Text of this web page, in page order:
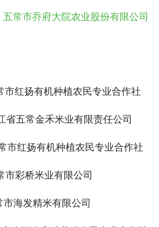
常市乔府大院农业股份有限公司
红扬有机种植农民专业合作社
五常金禾米业有限责任公司
红扬有机种植农民专业合作社
彩桥米业有限公司
海发精米有限公司